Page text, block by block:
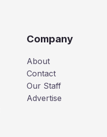
Company
About
Contact
Our Staff
Advertise